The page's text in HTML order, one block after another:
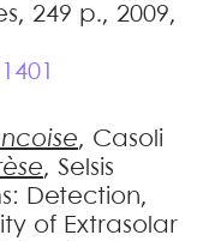
249 p., 2009,
, Casoli
, Selsis
Detection,
of Extrasolar